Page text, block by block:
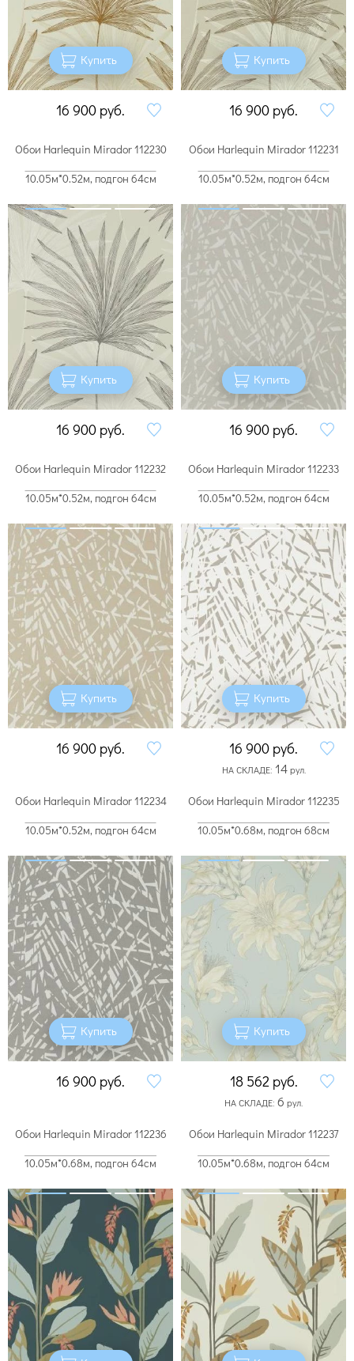
Купить
16 900 руб.
Купить
16 900 руб.
Обои Harlequin Mirador 112230
10.05м*0.52м, подгон 64см
Купить
16 900 руб.
Обои Harlequin Mirador 112231
10.05м*0.52м, подгон 64см
Купить
16 900 руб.
Обои Harlequin Mirador 112232
10.05м*0.52м, подгон 64см
Купить
16 900 руб.
Обои Harlequin Mirador 112233
10.05м*0.52м, подгон 64см
Купить
16 900 руб.
НА СКЛАДЕ: 14рул.
Обои Harlequin Mirador 112234
10.05м*0.52м, подгон 64см
Купить
16 900 руб.
Обои Harlequin Mirador 112235
10.05м*0.68м, подгон 68см
Купить
18 562 руб.
НА СКЛАДЕ: 6 рул.
Обои Harlequin Mirador 112236
10.05м*0.68м, подгон 64см
Обои Harlequin Mirador 112237
10.05м*0.68м, подгон 64см